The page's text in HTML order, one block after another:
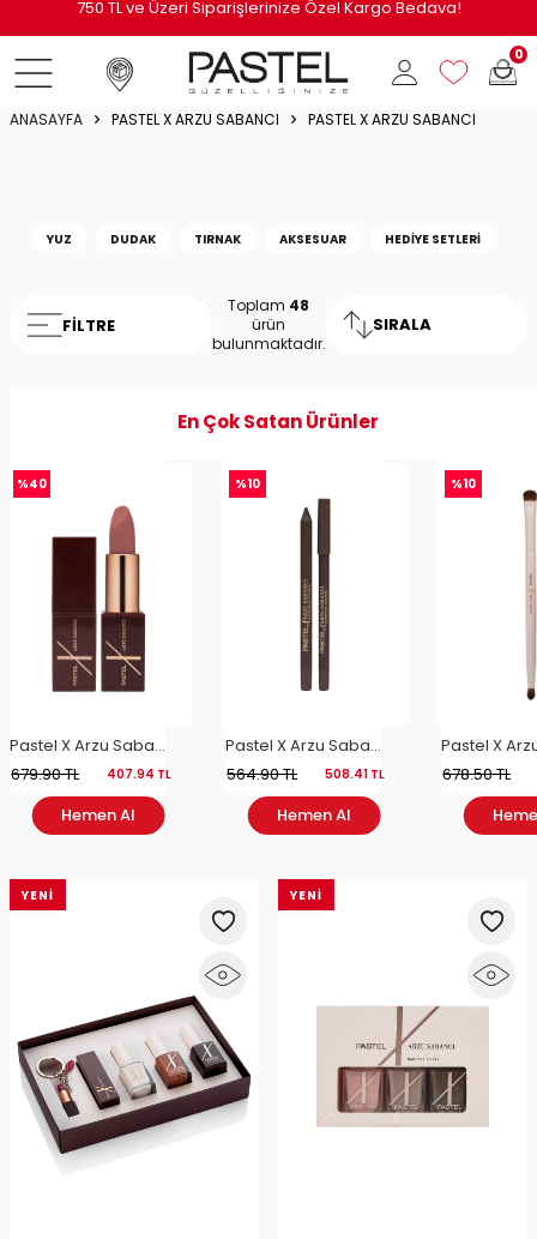
750 TL ve Üzeri Siparişlerinize Özel Kargo Bedava!
0
ANASAYFA PASTEL X ARZU SABANCI PASTEL X ARZU SABANCI
YUZ DUDAK TIRNAK AKSESUAR HEDİYE SETLERİ
FILTRE
Toplam 48
ürün
bulunmaktadır.
SIRALA
YENI YENI